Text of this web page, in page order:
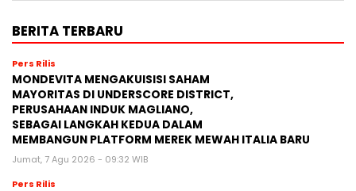
BERITA TERBARU
Pers Rilis
MONDEVITA MENGAKUISISI SAHAM
MAYORITAS DI UNDERSCORE DISTRICT,
PERUSAHAAN INDUK MAGLIANO,
SEBAGAI LANGKAH KEDUA DALAM
MEMBANGUN PLATFORM MEREK MEWAH ITALIA BARU
Jumat, 7 Agu 2026 - 09:32 WIB
Pers Rilis